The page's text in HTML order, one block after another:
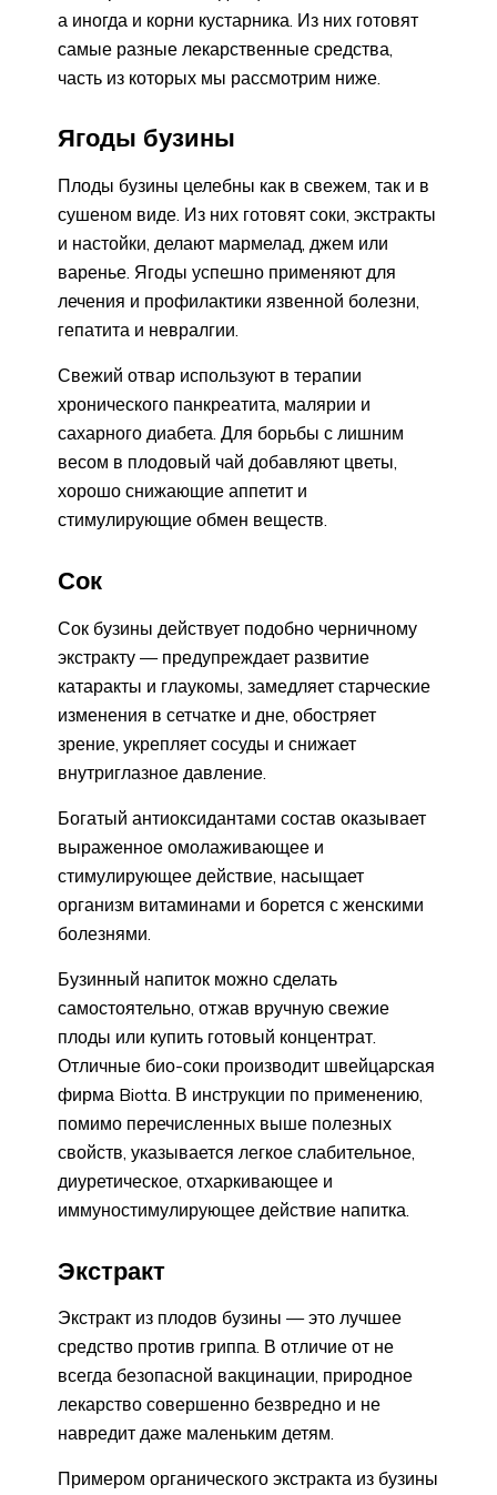
а иногда и корни кустарника. Из них готовят
самые разные лекарственные средства,
часть из которых мы рассмотрим ниже.
Ягоды бузины
Плоды бузины целебны как в свежем, так и в
сушеном виде. Из них готовят соки, экстракты
и настойки, делают мармелад, джем или
варенье. Ягоды успешно применяют для
лечения и профилактики язвенной болезни,
гепатита и невралгии.
Свежий отвар используют в терапии
хронического панкреатита, малярии и
сахарного диабета. Для борьбы с лишним
весом в плодовый чай добавляют цветы,
хорошо снижающие аппетит и
стимулирующие обмен веществ.
Сок
Сок бузины действует подобно черничному
экстракту — предупреждает развитие
катаракты и глаукомы, замедляет старческие
изменения в сетчатке и дне, обостряет
зрение, укрепляет сосуды и снижает
внутриглазное давление.
Богатый антиоксидантами состав оказывает
выраженное омолаживающее и
стимулирующее действие, насыщает
организм витаминами и борется с женскими
болезнями.
Бузинный напиток можно сделать
самостоятельно, отжав вручную свежие
плоды или купить готовый концентрат.
Отличные био-соки производит швейцарская
фирма Biotta. В инструкции по применению,
помимо перечисленных выше полезных
свойств, указывается легкое слабительное,
диуретическое, отхаркивающее и
иммуностимулирующее действие напитка.
Экстракт
Экстракт из плодов бузины — это лучшее
средство против гриппа. В отличие от не
всегда безопасной вакцинации, природное
лекарство совершенно безвредно и не
навредит даже маленьким детям.
Примером органического экстракта из бузины